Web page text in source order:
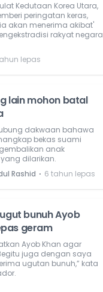
Kedutaan Korea Utara,
peringatan keras,
akan menerima akibat'
rakyat negara
lepas
lain mohon batal
dakwaan bahawa
bekas suami
anak
dilarikan.
Rashid ⋅ 6 tahun lepas
bunuh Ayob
geram
Ayob Khan agar
juga dengan saya
ugutan bunuh,” kata